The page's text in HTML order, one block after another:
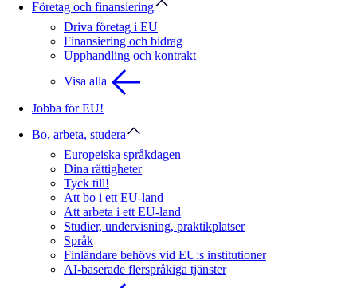
Företag och finansiering
Driva företag i EU
Finansiering och bidrag
Upphandling och kontrakt
Visa alla
Jobba för EU!
Bo, arbeta, studera
Europeiska språkdagen
Dina rättigheter
Tyck till!
Att bo i ett EU-land
Att arbeta i ett EU-land
Studier, undervisning, praktikplatser
Språk
Finländare behövs vid EU:s institutioner
AI-baserade flerspråkiga tjänster